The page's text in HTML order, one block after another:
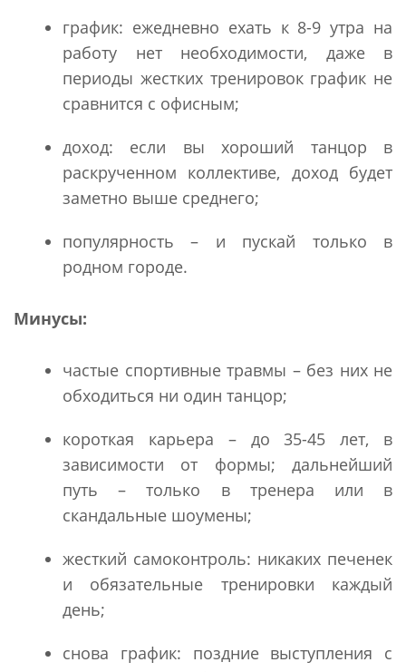
график: ежедневно ехать к 8-9 утра на
работу нет необходимости, даже в
периоды жестких тренировок график не
сравнится с офисным;
доход: если вы хороший танцор в
раскрученном коллективе, доход будет
заметно выше среднего;
популярность – и пускай только в
родном городе.
Минусы:
частые спортивные травмы – без них не
обходиться ни один танцор;
короткая карьера – до 35-45 лет, в
зависимости от формы; дальнейший
путь – только в тренера или в
скандальные шоумены;
жесткий самоконтроль: никаких печенек
и обязательные тренировки каждый
день;
снова график: поздние выступления с